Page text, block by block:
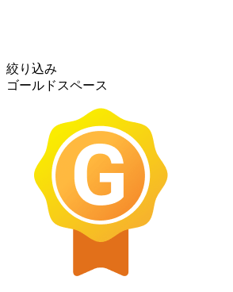
絞り込み
ゴールドスペース